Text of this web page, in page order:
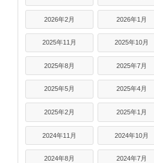
2026年2月 2026年1月
2025年11月 2025年10月
2025年8月 2025年7月
2025年5月 2025年4月
2025年2月 2025年1月
2024年11月 2024年10月
2024年8月 2024年7月